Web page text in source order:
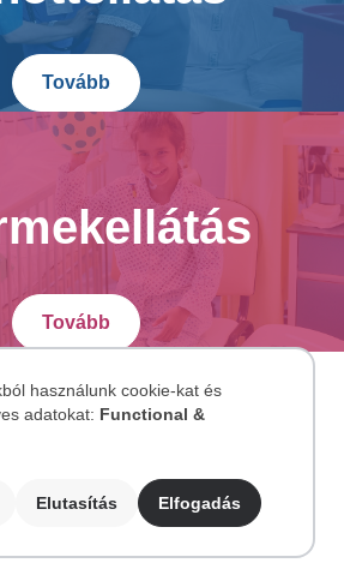
Tovább
Tovább
használunk cookie-kat és
adatokat: Functional &
Elutasítás Elfogadás